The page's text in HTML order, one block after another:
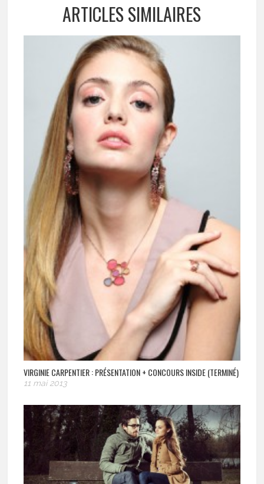
ARTICLES SIMILAIRES
VIRGINIE CARPENTIER : PRÉSENTATION + CONCOURS INSIDE (TERMINÉ)
11 mai 2013